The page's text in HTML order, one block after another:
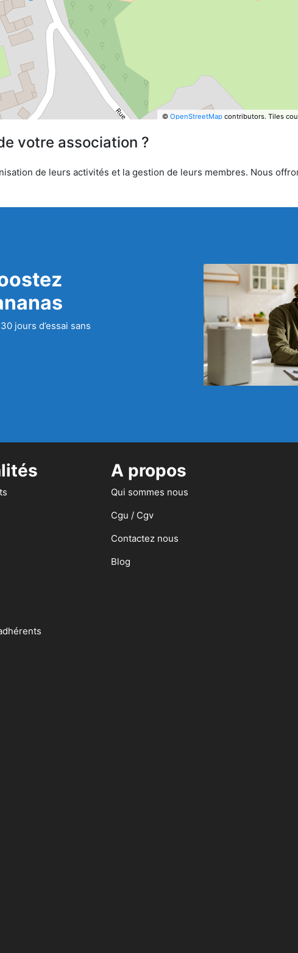
© OpenStreetMapcontributors. Tiles
votre association ?
de leurs activités et la gestion de leurs membres. Nous
jours d’essai sans
A propos
Qui sommes nous
Cgu / Cgv
Contactez nous
Blog